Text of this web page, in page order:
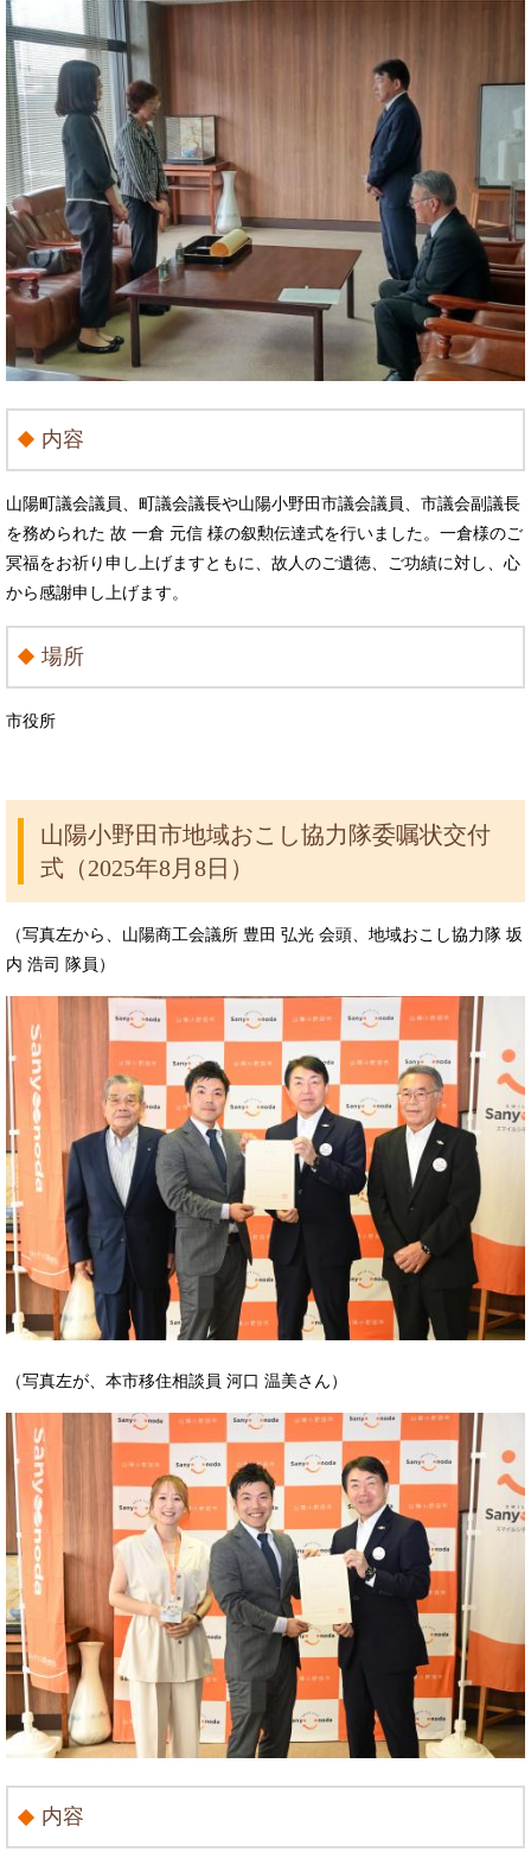
内容
山陽町議会議員、町議会議長や山陽小野田市議会議員、市議会副議長
を務められた 故 一倉 元信 様の叙勲伝達式を行いました。一倉様のご
冥福をお祈り申し上げますともに、故人のご遺徳、ご功績に対し、心
から感謝申し上げます。
場所
市役所
山陽小野田市地域おこし協力隊委嘱状交付
式（2025年8月8日）
（写真左から、山陽商工会議所 豊田 弘光 会頭、地域おこし協力隊 坂
内 浩司 隊員）
（写真左が、本市移住相談員 河口 温美さん）
内容